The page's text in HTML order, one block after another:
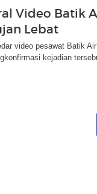
Video Batik
Lebat
video pesawat Batik
kejadian